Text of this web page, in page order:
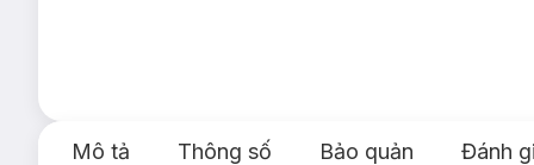
Mô tả Thông số Bảo quản Đánh